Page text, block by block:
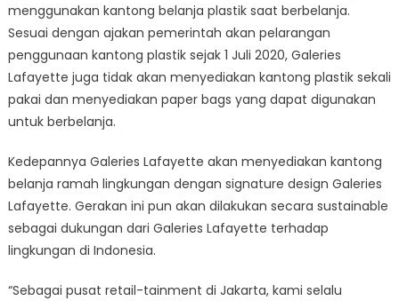
menggunakan kantong belanja plastik saat berbelanja.
Sesuai dengan ajakan pemerintah akan pelarangan
penggunaan kantong plastik sejak 1 Juli 2020, Galeries
Lafayette juga tidak akan menyediakan kantong plastik sekali
pakai dan menyediakan paper bags yang dapat digunakan
untuk berbelanja.
Kedepannya Galeries Lafayette akan menyediakan kantong
belanja ramah lingkungan dengan signature design Galeries
Lafayette. Gerakan ini pun akan dilakukan secara sustainable
sebagai dukungan dari Galeries Lafayette terhadap
lingkungan di Indonesia.
“Sebagai pusat retail-tainment di Jakarta, kami selalu